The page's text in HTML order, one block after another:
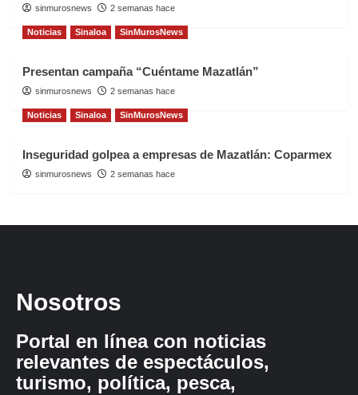
sinmurosnews 2 semanas hace
Noticias Sinaloa SinMurosNews
Presentan campaña “Cuéntame Mazatlán”
sinmurosnews 2 semanas hace
Noticias Sinaloa SinMurosNews
Inseguridad golpea a empresas de Mazatlán: Coparmex
sinmurosnews 2 semanas hace
Nosotros
Portal en línea con noticias
relevantes de espectáculos,
turismo, política, pesca,